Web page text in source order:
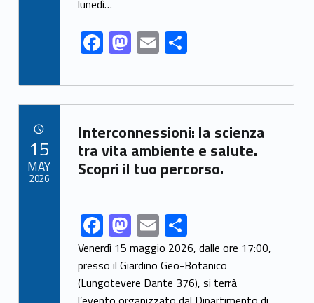
k
lunedì…
F
ac
e
b
o
o
k
M
as
to
d
o
n
E
m
ai
l
S
h
ar
e
Link identifier archive #link-archive-72730
Interconnessioni: la scienza
tra vita ambiente e salute.
Scopri il tuo percorso.
Link identifier share facebook archive #share-link-archive-97376F
ac
e
b
M
as
to
d
E
m
ai
l
S
h
ar
e
Venerdì 15 maggio 2026, dalle ore 17:00,
presso il Giardino Geo-Botanico
(Lungotevere Dante 376), si terrà
15
MAY
2026